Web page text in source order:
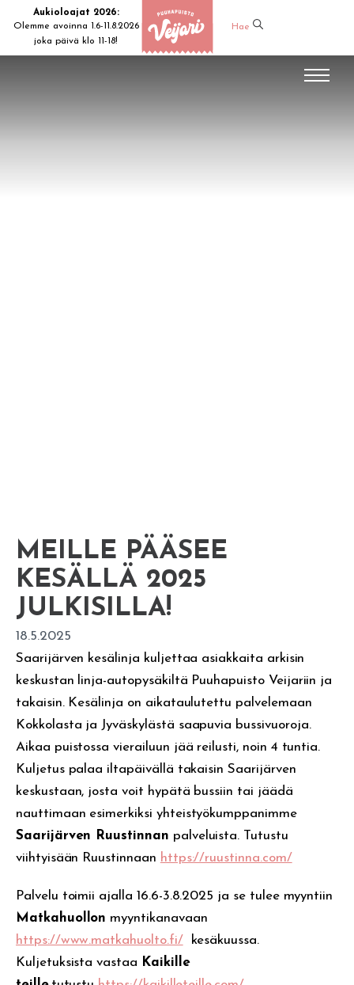
Aukioloajat 2026:
Olemme avoinna 1.6-11.8.2026
joka päivä klo 11-18!
Hae
MEILLE PÄÄSEE
KESÄLLÄ 2025
JULKISILLA!
18.5.2025
Saarijärven kesälinja kuljettaa asiakkaita arkisin
keskustan linja-autopysäkiltä Puuhapuisto Veijariin ja
takaisin. Kesälinja on aikataulutettu palvelemaan
Kokkolasta ja Jyväskylästä saapuvia bussivuoroja.
Aikaa puistossa vierailuun jää reilusti, noin 4 tuntia.
Kuljetus palaa iltapäivällä takaisin Saarijärven
keskustaan, josta voit hypätä bussiin tai jäädä
nauttimaan esimerkiksi yhteistyökumppanimme
Saarijärven Ruustinnan palveluista. Tutustu
viihtyisään Ruustinnaan https://ruustinna.com/
Palvelu toimii ajalla 16.6-3.8.2025 ja se tulee myyntiin
Matkahuollon myyntikanavaan
https://www.matkahuolto.fi/ kesäkuussa.
Kuljetuksista vastaa Kaikille